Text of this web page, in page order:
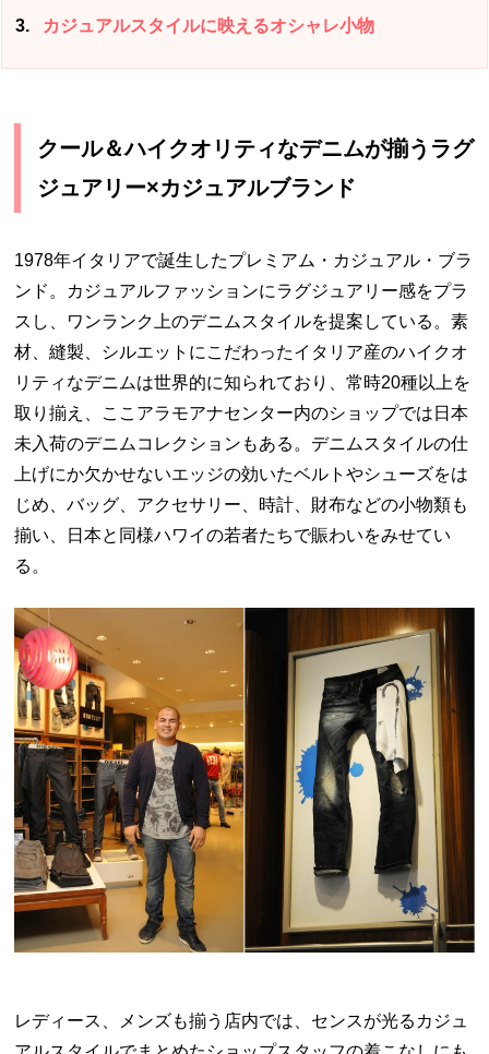
3 カジュアルスタイルに映えるオシャレ小物
クール＆ハイクオリティなデニムが揃うラグ
ジュアリー×カジュアルブランド
1978年イタリアで誕生したプレミアム・カジュアル・ブラ
ンド。カジュアルファッションにラグジュアリー感をプラ
スし、ワンランク上のデニムスタイルを提案している。素
材、縫製、シルエットにこだわったイタリア産のハイクオ
リティなデニムは世界的に知られており、常時20種以上を
取り揃え、ここアラモアナセンター内のショップでは日本
未入荷のデニムコレクションもある。デニムスタイルの仕
上げにか欠かせないエッジの効いたベルトやシューズをは
じめ、バッグ、アクセサリー、時計、財布などの小物類も
揃い、日本と同様ハワイの若者たちで賑わいをみせてい
る。
レディース、メンズも揃う店内では、センスが光るカジュ